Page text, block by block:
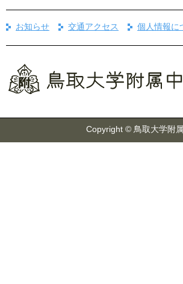
お知らせ 交通アクセス 個人情報に
Copyright © 鳥取大学附